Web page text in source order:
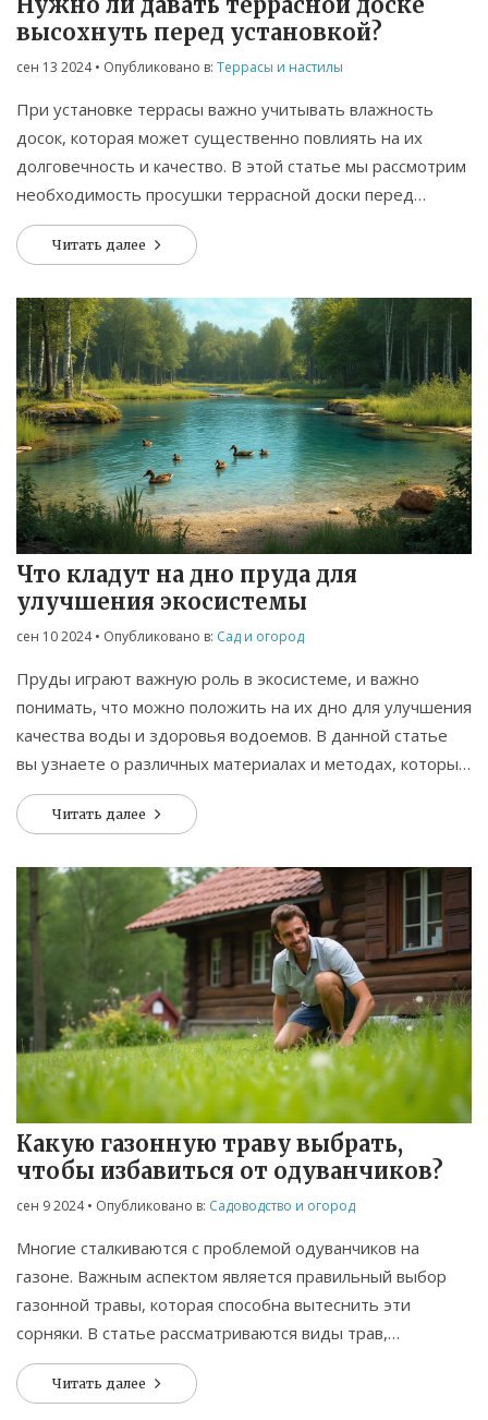
высохнуть перед установкой?
сен 13 2024• Опубликовано в: Террасы и настилы
При установке террасы важно учитывать влажность
досок, которая может существенно повлиять на их
долговечность и качество. В этой статье мы рассмотрим
необходимость просушки террасной доски перед
монтажом, а также дадим полезные советы по выбору и
подготовке материалов для вашей террасы.
Читать далее
Что кладут на дно пруда для
улучшения экосистемы
сен 10 2024• Опубликовано в: Сад и огород
Пруды играют важную роль в экосистеме, и важно
понимать, что можно положить на их дно для улучшения
качества воды и здоровья водоемов. В данной статье
вы узнаете о различных материалах и методах, которые
можно использовать для создания здорового и
сбалансированного пруда.
Читать далее
Какую газонную траву выбрать,
чтобы избавиться от одуванчиков?
сен 9 2024• Опубликовано в: Садоводство и огород
Многие сталкиваются с проблемой одуванчиков на
газоне. Важным аспектом является правильный выбор
газонной травы, которая способна вытеснить эти
сорняки. В статье рассматриваются виды трав,
подходящие для этого, и даются советы по их
использованию.
Читать далее